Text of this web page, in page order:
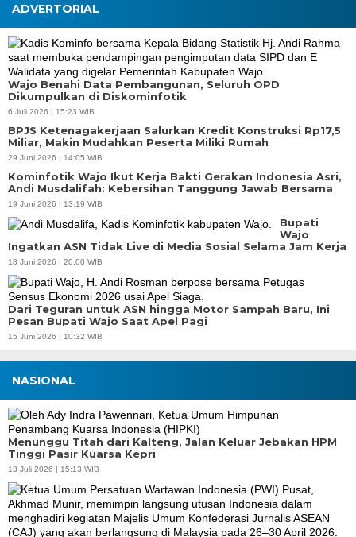
ADVERTORIAL
Wajo Benahi Data Pembangunan, Seluruh OPD
Dikumpulkan di Diskominfotik
6 Juli 2026 | 15:23 WIB
BPJS Ketenagakerjaan Salurkan Kredit Konstruksi Rp17,5
Miliar, Makin Mudahkan Peserta Miliki Rumah
29 Juni 2026 | 14:05 WIB
Kominfotik Wajo Ikut Kerja Bakti Gerakan Indonesia Asri,
Andi Musdalifah: Kebersihan Tanggung Jawab Bersama
19 Juni 2026 | 13:19 WIB
Bupati
Wajo
Ingatkan ASN Tidak Live di Media Sosial Selama Jam Kerja
18 Juni 2026 | 20:00 WIB
Dari Teguran untuk ASN hingga Motor Sampah Baru, Ini
Pesan Bupati Wajo Saat Apel Pagi
15 Juni 2026 | 10:32 WIB
NASIONAL
Menunggu Titah dari Kalteng, Jalan Keluar Jebakan HPM
Tinggi Pasir Kuarsa Kepri
13 Juli 2026 | 15:13 WIB